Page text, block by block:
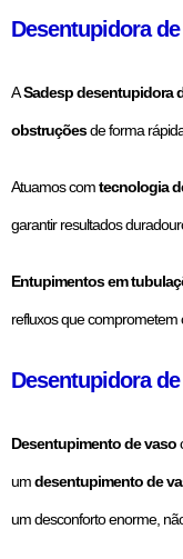
Desentupidora
ASadesp desentupidora
obstruçõesde forma
Atuamos comtecnologia
garantir resultados
Entupimentos em
refluxos que comprometem
Desentupidora
Desentupimento de vaso
umdesentupimento de
um desconforto enorme,